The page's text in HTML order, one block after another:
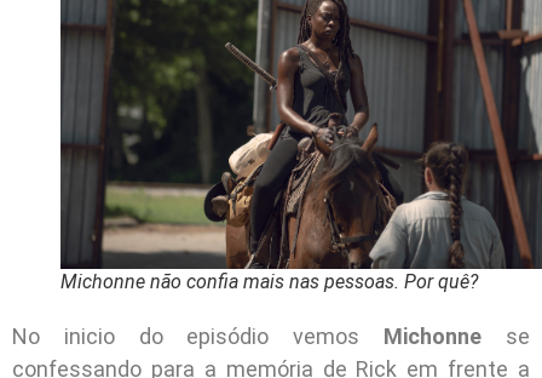
Michonne não confia mais nas pessoas. Por quê?
No inicio do episódio vemos Michonne se
confessando para a memória de Rick em frente a